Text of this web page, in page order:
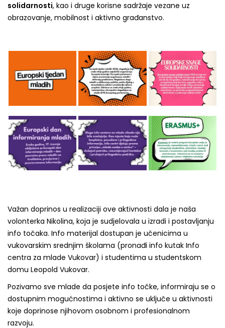
solidarnosti, kao i druge korisne sadržaje vezane uz
obrazovanje, mobilnost i aktivno građanstvo.
Važan doprinos u realizaciji ove aktivnosti dala je naša
volonterka Nikolina, koja je sudjelovala u izradi i postavljanju
info točaka. Info materijal dostupan je učenicima u
vukovarskim srednjim školama (pronađi info kutak Info
centra za mlade Vukovar) i studentima u studentskom
domu Leopold Vukovar.
Pozivamo sve mlade da posjete info točke, informiraju se o
dostupnim mogućnostima i aktivno se uključe u aktivnosti
koje doprinose njihovom osobnom i profesionalnom
razvoju.